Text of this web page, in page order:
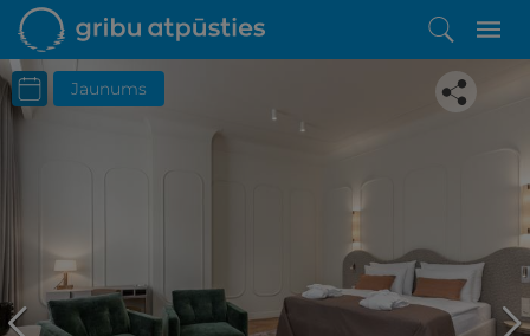
Jaunums
Iepatikās šis piedāvājums?
Līdz brīnišķīgai atpūtai atlikuši tikai daži soļi